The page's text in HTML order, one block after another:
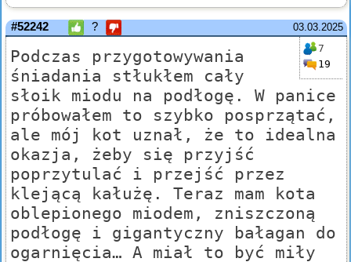
03.03.2025
#52242 ?
7
19
Podczas przygotowywania
śniadania stłukłem cały
słoik miodu na podłogę. W panice
próbowałem to szybko posprzątać,
ale mój kot uznał, że to idealna
okazja, żeby się przyjść
poprzytulać i przejść przez
klejącą kałużę. Teraz mam kota
oblepionego miodem, zniszczoną
podłogę i gigantyczny bałagan do
ogarnięcia… A miał to być miły